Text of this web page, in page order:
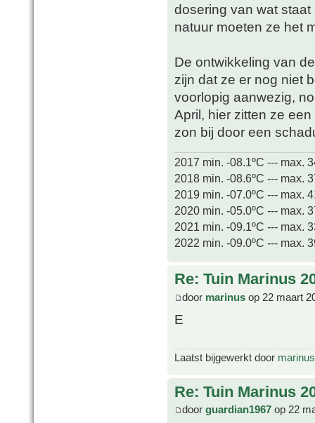
dosering van wat
natuur moeten ze het
De ontwikkeling van
zijn dat ze er nog niet
voorlopig aanwezig,
April, hier zitten ze
zon bij door een
2017 min. -08.1ºC --- max.
2018 min. -08.6ºC --- max.
2019 min. -07.0ºC --- max.
2020 min. -05.0ºC --- max.
2021 min. -09.1ºC --- max.
2022 min. -09.0ºC --- max.
Re: Tuin Marinus
door marinus op 22 maart
E
Laatst bijgewerkt door marinus
Re: Tuin Marinus
door guardian1967 op 22